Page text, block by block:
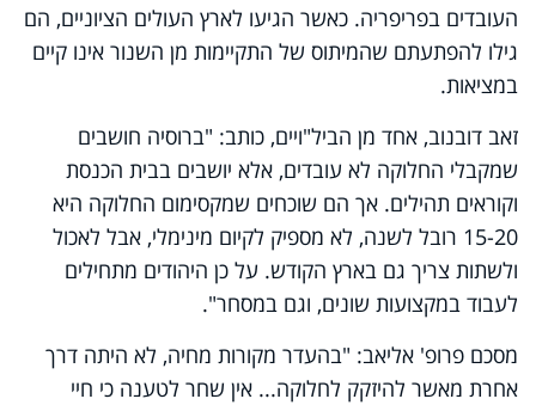
העובדים בפריפריה. כאשר הגיעו לארץ העולים הציוניים, הם
גילו להפתעתם שהמיתוס של התקיימות מן השנור אינו קיים
במציאות.
זאב דובנוב, אחד מן הביל"ויים, כותב: "ברוסיה חושבים
שמקבלי החלוקה לא עובדים, אלא יושבים בבית הכנסת
וקוראים תהילים. אך הם שוכחים שמקסימום החלוקה היא
15-20 רובל לשנה, לא מספיק לקיום מינימלי, אבל לאכול
ולשתות צריך גם בארץ הקודש. על כן היהודים מתחילים
לעבוד במקצועות שונים, וגם במסחר".
מסכם פרופ' אליאב: "בהעדר מקורות מחיה, לא היתה דרך
אחרת מאשר להיזקק לחלוקה... אין שחר לטענה כי חיי